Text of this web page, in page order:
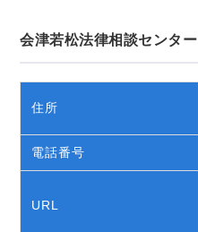
会津若松法律相談センター
住所
電話番号
URL